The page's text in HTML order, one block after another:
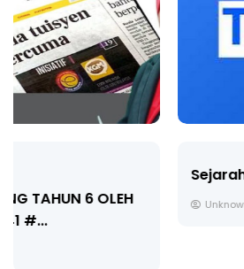
Unknown 6 hari yang lalu